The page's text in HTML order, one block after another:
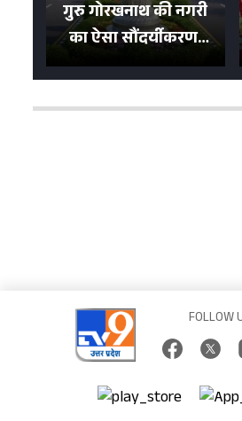
गुरु गोरखनाथ की नगरी
का ऐसा सौंदर्यीकरण!
मन मोह लेंगी शहर की
FOLLOW